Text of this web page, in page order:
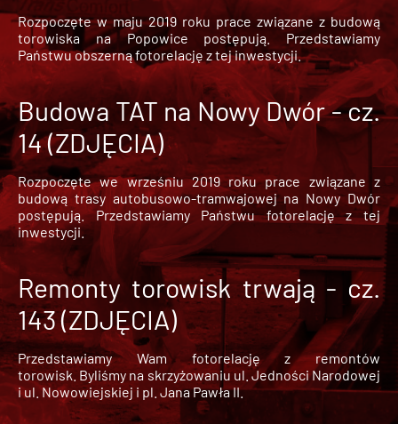
Rozpoczęte w maju 2019 roku prace związane z budową
torowiska na Popowice
postępują. Przedstawiamy
Państwu obszerną fotorelację z tej inwestycji.
Budowa TAT na Nowy Dwór - cz.
14 (ZDJĘCIA)
Rozpoczęte we wrześniu 2019 roku prace związane z
budową trasy autobusowo-tramwajowej na Nowy Dwór
postępują. Przedstawiamy Państwu fotorelację z tej
inwestycji.
Remonty torowisk trwają - cz.
143 (ZDJĘCIA)
Przedstawiamy Wam fotorelację z remontów
torowisk. Byliśmy na skrzyżowaniu ul. Jedności Narodowej
i ul. Nowowiejskiej i pl. Jana Pawła II.